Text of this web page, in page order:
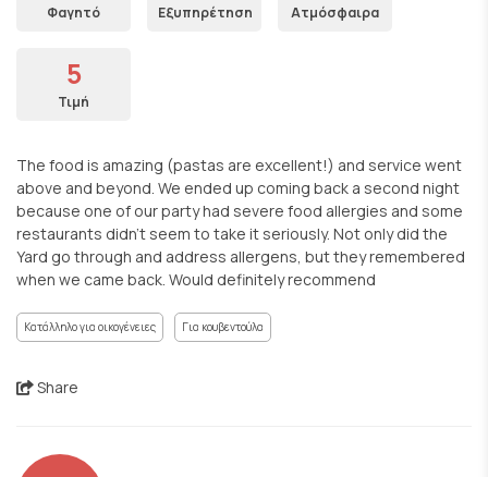
Φαγητό Εξυπηρέτηση Ατμόσφαιρα
5
Τιμή
The food is amazing (pastas are excellent!) and service went
above and beyond. We ended up coming back a second night
because one of our party had severe food allergies and some
restaurants didn’t seem to take it seriously. Not only did the
Yard go through and address allergens, but they remembered
when we came back. Would definitely recommend
Κατάλληλο για οικογένειες Για κουβεντούλα
Share